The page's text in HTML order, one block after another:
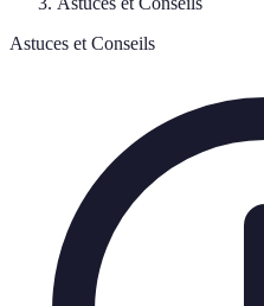
Astuces et Conseils